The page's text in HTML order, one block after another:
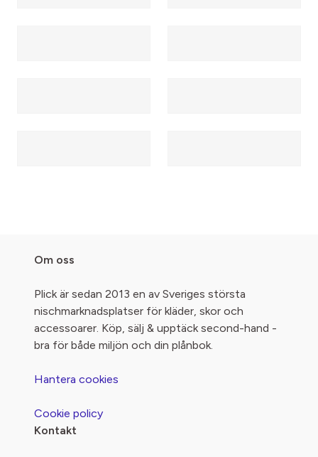
Om oss
Plick är sedan 2013 en av Sveriges största
nischmarknadsplatser för kläder, skor och
accessoarer. Köp, sälj & upptäck second-hand -
bra för både miljön och din plånbok.
Hantera cookies
Cookie policy
Kontakt